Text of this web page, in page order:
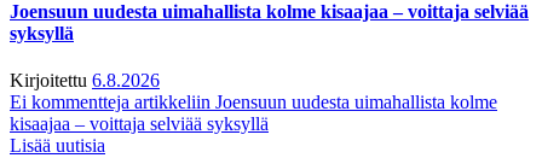
Joensuun uudesta uimahallista kolme kisaajaa – voittaja selviää
syksyllä
Kirjoitettu 6.8.2026
Ei kommentteja artikkeliin Joensuun uudesta uimahallista kolme
kisaajaa – voittaja selviää syksyllä
Lisää uutisia